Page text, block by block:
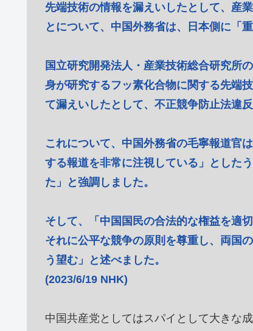
先端技術の情報を漏えいしたとして、産
とについて、中国外務省は、日本側に「
国立研究開発法人・産業技術総合研究所
身が研究するフッ素化合物に関する先端
て漏えいしたとして、不正競争防止法違
これについて、中国外務省の毛寧報道官
する報道を非常に注視している」とした
た」と強調しました。
そして、「中国国民の合法的な権益を適
それに公平な競争の原則を尊重し、両国
う望む」と述べました。
(2023/6/19 NHK)
中国共産党としてはスパイとして大きな